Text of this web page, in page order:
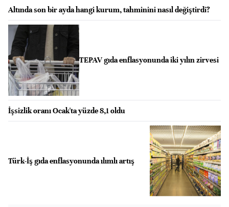
Altında son bir ayda hangi kurum, tahminini nasıl değiştirdi?
TEPAV gıda enflasyonunda iki yılın zirvesi
İşsizlik oranı Ocak'ta yüzde 8,1 oldu
Türk-İş gıda enflasyonunda ılımlı artış